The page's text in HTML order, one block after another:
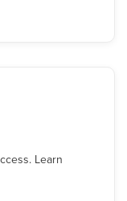
Learn